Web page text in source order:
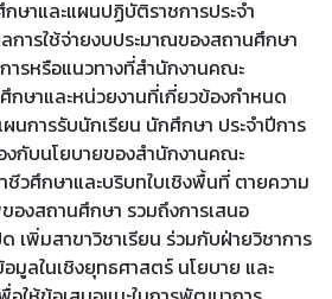
าและแผนปฏิบัติราชการประจำ
การใช้จ่ายงบประมาณของสถานศึกษา
ารหรือแนวทางที่สำนักงานคณะ
กษาและหน่วยงานที่เกี่ยวข้องกำหนด
ผนการรับนักเรียน นักศึกษา ประจำปีการ
กับนโยบายของสำนักงานคณะ
ชีวศึกษาและบริบทใบเชิงพื้นที่ ตายความ
งสถานศึกษา รวมถึงการเสนอ
เพิ่มสาขาวิชาเรียน ร่วมกับฝ่ายวิชาการ
อมูลในเชิงยุทธศาสตร์ นโยบาย และ